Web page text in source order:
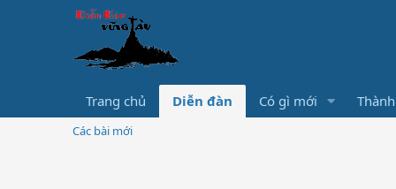
Trang chủ Diễn đàn Có gì mới
Các bài mới